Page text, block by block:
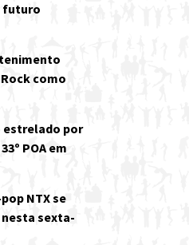
futuro
como
estrelado por
POA em
NTX se
sexta-